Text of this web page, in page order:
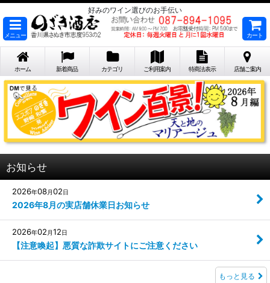
好みのワイン選びのお手伝い
メニュー カート
ホーム 新着商品 カテゴリ ご利用案内 特商法表示 店舗ご案内
お知らせ
2026年08月02日
2026年8月の実店舗休業日お知らせ
2026年02 月12日
【注意喚起】悪質な詐欺サイトにご注意ください
もっと見る